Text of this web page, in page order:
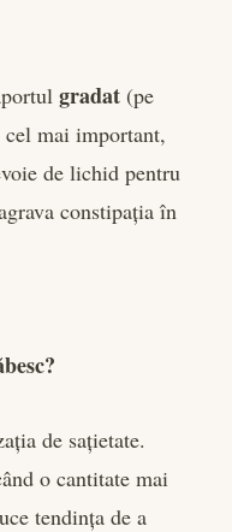
gradat (pe
mai important,
de lichid pentru
constipația în
de sațietate.
o cantitate mai
tendința de a